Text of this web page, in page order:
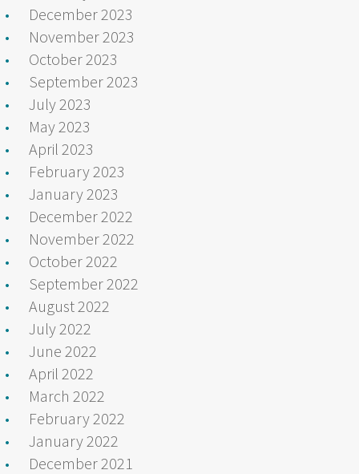
December 2023
November 2023
October 2023
September 2023
July 2023
May 2023
April 2023
February 2023
January 2023
December 2022
November 2022
October 2022
September 2022
August 2022
July 2022
June 2022
April 2022
March 2022
February 2022
January 2022
December 2021